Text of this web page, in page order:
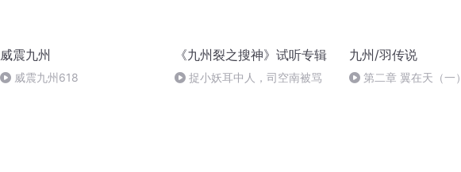
威震九州
威震九州618
《九州裂之搜神》试听专辑
捉小妖耳中人，司空南被骂
九州/羽传说
第二章 翼在天（一）